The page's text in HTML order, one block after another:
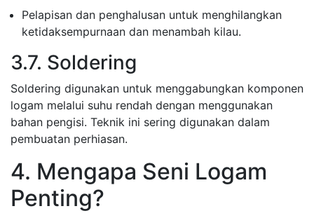
Pelapisan dan penghalusan untuk menghilangkan
ketidaksempurnaan dan menambah kilau.
3.7. Soldering
Soldering digunakan untuk menggabungkan komponen
logam melalui suhu rendah dengan menggunakan
bahan pengisi. Teknik ini sering digunakan dalam
pembuatan perhiasan.
4. Mengapa Seni Logam
Penting?